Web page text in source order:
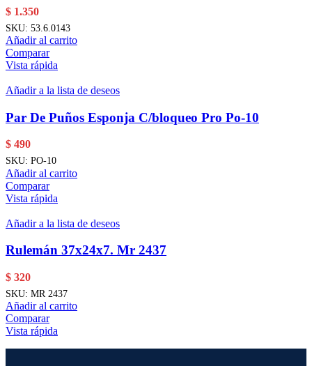
$ 1.350
SKU: 53.6.0143
Añadir al carrito
Comparar
Vista rápida
Añadir a la lista de deseos
Par De Puños Esponja C/bloqueo Pro Po-10
$ 490
SKU: PO-10
Añadir al carrito
Comparar
Vista rápida
Añadir a la lista de deseos
Rulemán 37x24x7. Mr 2437
$ 320
SKU: MR 2437
Añadir al carrito
Comparar
Vista rápida